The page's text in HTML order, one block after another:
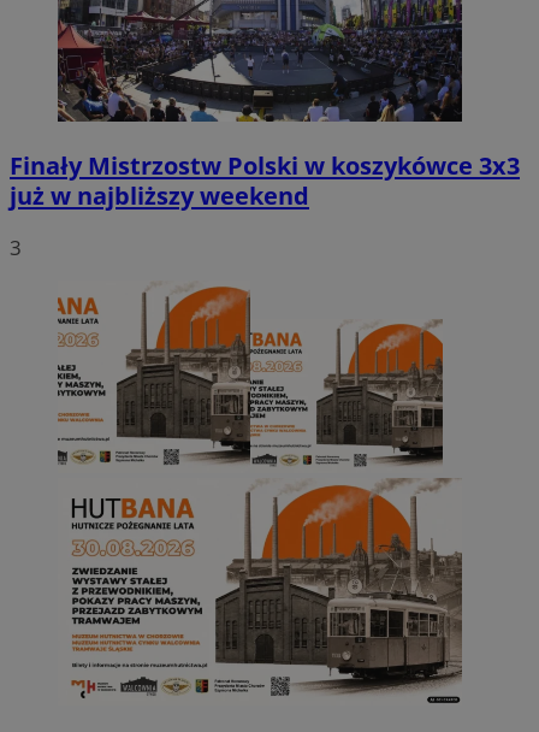
Finały Mistrzostw Polski w koszykówce 3x3
już w najbliższy weekend
3